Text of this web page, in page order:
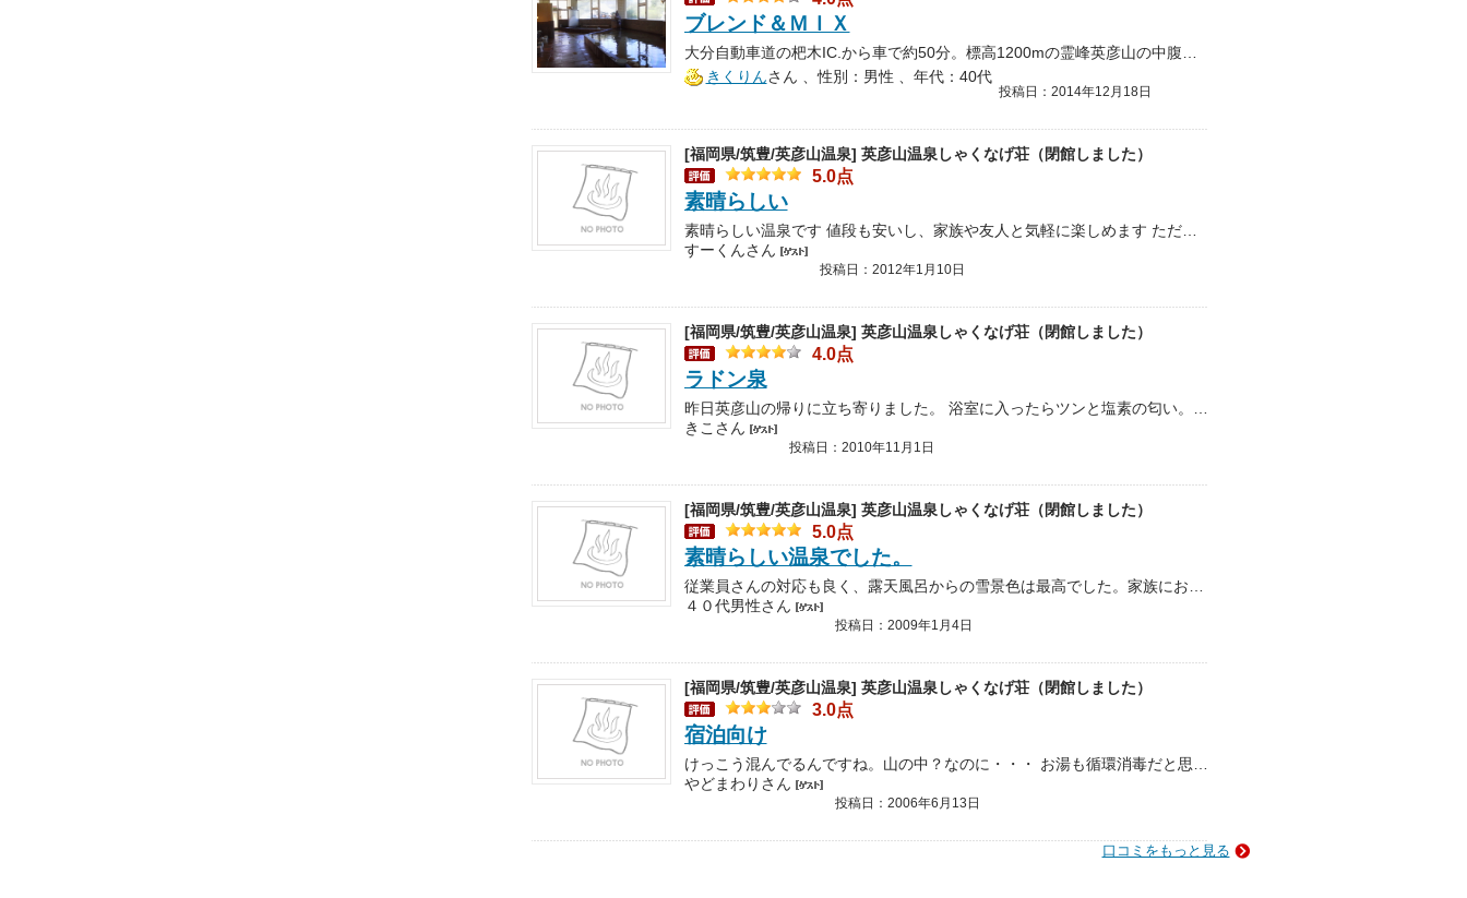
ブレンド＆ＭＩＸ
きくりん さん 、性別：男性 、年代：40代
投稿日：2014年12月18日
[福岡県/筑豊/英彦山温泉] 英彦山温泉しゃくなげ荘（閉館しました）
5.0点
素晴らしい
素晴らしい温泉です 値段も安いし、家族や友人と気軽に楽しめます ただ、残念なのは立地
すーくんさん
投稿日：2012年1月10日
[福岡県/筑豊/英彦山温泉] 英彦山温泉しゃくなげ荘（閉館しました）
4.0点
ラドン泉
きこさん
投稿日：2010年11月1日
[福岡県/筑豊/英彦山温泉] 英彦山温泉しゃくなげ荘（閉館しました）
5.0点
素晴らしい温泉でした。
４０代男性さん
投稿日：2009年1月4日
[福岡県/筑豊/英彦山温泉] 英彦山温泉しゃくなげ荘（閉館しました）
3.0点
宿泊向け
やどまわりさん
投稿日：2006年6月13日
口コミをもっと見る